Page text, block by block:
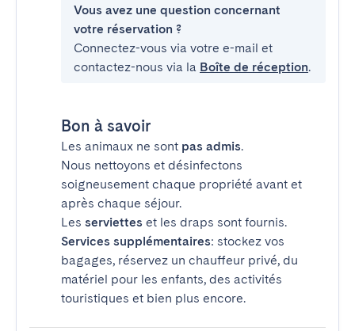
Vous avez une question concernant
votre réservation ?
Connectez-vous via votre e-mail et
contactez-nous via la Boîte de réception.
Bon à savoir
Les animaux ne sont pas admis.
Nous nettoyons et désinfectons
soigneusement chaque propriété avant et
après chaque séjour.
Les serviettes et les draps sont fournis.
Services supplémentaires: stockez vos
bagages, réservez un chauffeur privé, du
matériel pour les enfants, des activités
touristiques et bien plus encore.